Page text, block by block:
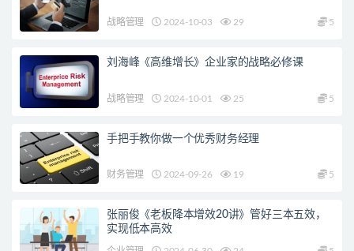
战略管理 2024-10-03 29 5
刘海峰《高维增长》企业家的战略必修课
战略管理 2024-10-01 25 5
手把手教你做一个优秀财务经理
财务管理 2024-09-26 19 5
张丽俊《老板降本增效20讲》管好三本五效，
实现低本高效